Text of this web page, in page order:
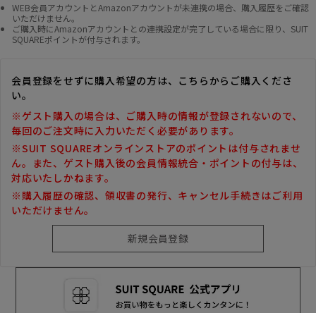
WEB会員アカウントとAmazonアカウントが未連携の場合、購入履歴をご確認
いただけません。
ご購入時にAmazonアカウントとの連携設定が完了している場合に限り、SUIT
SQUAREポイントが付与されます。
会員登録をせずに購入希望の方は、こちらからご購入くださ
い。
※ゲスト購入の場合は、ご購入時の情報が登録されないので、
毎回のご注文時に入力いただく必要があります。
※SUIT SQUAREオンラインストアのポイントは付与されませ
ん。また、ゲスト購入後の会員情報統合・ポイントの付与は、
対応いたしかねます。
※購入履歴の確認、領収書の発行、キャンセル手続きはご利用
いただけません。